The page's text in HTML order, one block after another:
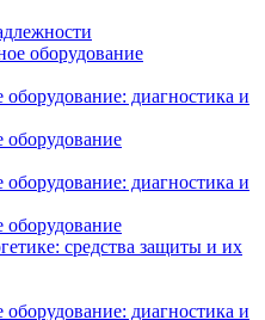
оборудование
оборудование: диагностика и
оборудование
оборудование: диагностика и
оборудование
средства защиты и их
оборудование: диагностика и